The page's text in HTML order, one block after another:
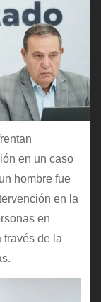
en un caso
hombre fue
en la
en
través de la